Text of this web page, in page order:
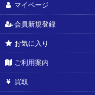
マイページ
会員新規登録
お気に入り
ご利用案内
買取